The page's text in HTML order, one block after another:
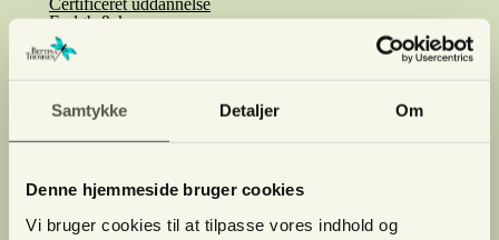
Samtykke Detaljer Om
Denne hjemmeside bruger cookies
Vi bruger cookies til at tilpasse vores indhold og
Forløb & kurser
Billetter
1:1 session
Erhvervsrådgivning Referencer Om Bettina
Clairvoyance/afdød